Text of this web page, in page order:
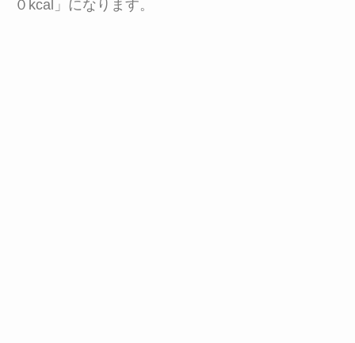
０kcal」になります。